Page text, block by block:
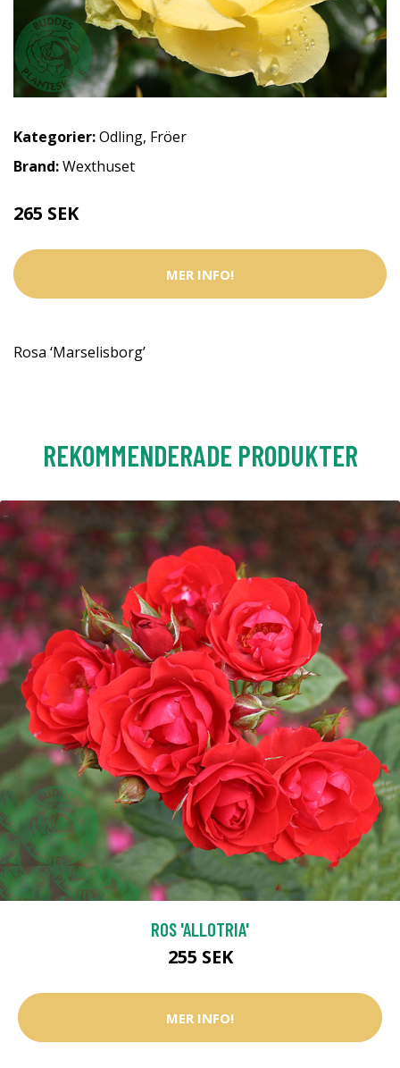
Kategorier:Odling, Fröer
Brand:Wexthuset
265 SEK
MER INFO!
Rosa ‘Marselisborg’
REKOMMENDERADE PRODUKTER
ROS 'ALLOTRIA'
255 SEK
MER INFO!